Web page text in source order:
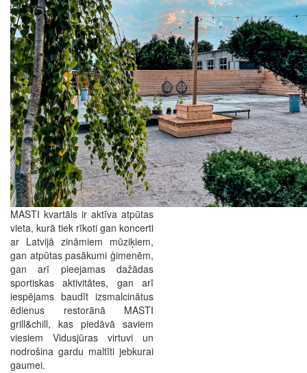
MASTI kvartāls ir aktīva atpūtas
vieta, kurā tiek rīkoti gan koncerti
ar Latvijā zināmiem mūziķiem,
gan atpūtas pasākumi ģimenēm,
gan arī pieejamas dažādas
sportiskas aktivitātes, gan arī
iespējams baudīt izsmalcinātus
ēdienus restorānā MASTI
grill&chill, kas piedāvā saviem
viesiem Vidusjūras virtuvi un
nodrošina gardu maltīti jebkurai
gaumei.